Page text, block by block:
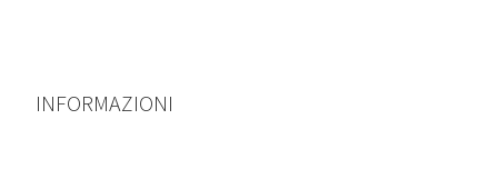
INFORMAZIONI